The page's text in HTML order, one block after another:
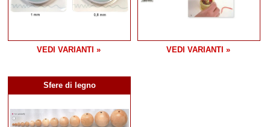
VEDI VARIANTI » VEDI VARIANTI »
Sfere di legno